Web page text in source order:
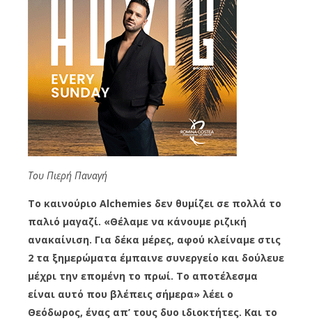
Του Πιερή Παναγή
Το καινούριο Alchemies δεν θυμίζει σε πολλά το
παλιό μαγαζί. «Θέλαμε να κάνουμε ριζική
ανακαίνιση. Για δέκα μέρες, αφού κλείναμε στις
2 τα ξημερώματα έμπαινε συνεργείο και δούλευε
μέχρι την επομένη το πρωί. Το αποτέλεσμα
είναι αυτό που βλέπεις σήμερα» λέει ο
Θεόδωρος, ένας απ’ τους δυο ιδιοκτήτες. Και το